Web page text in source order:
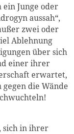
ein Junge oder
aussah“,
zwei oder
Ablehnung
über sich
einer ihrer
erwartet,
gegen die Wände
sich in ihrer